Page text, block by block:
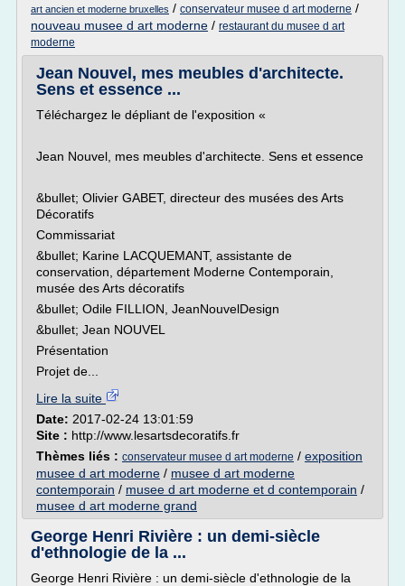
art ancien et moderne bruxelles / conservateur musee d art moderne /
nouveau musee d art moderne / restaurant du musee d art
moderne
Jean Nouvel, mes meubles d'architecte.
Sens et essence ...
Téléchargez le dépliant de l'exposition «
Jean Nouvel, mes meubles d'architecte. Sens et essence
&bullet; Olivier GABET, directeur des musées des Arts
Décoratifs
Commissariat
&bullet; Karine LACQUEMANT, assistante de
conservation, département Moderne Contemporain,
musée des Arts décoratifs
&bullet; Odile FILLION, JeanNouvelDesign
&bullet; Jean NOUVEL
Présentation
Projet de...
Lire la suite
Date: 2017-02-24 13:01:59
Site : http://www.lesartsdecoratifs.fr
Thèmes liés : conservateur musee d art moderne / exposition
musee d art moderne / musee d art moderne
contemporain / musee d art moderne et d contemporain /
musee d art moderne grand
George Henri Rivière : un demi-siècle
d'ethnologie de la ...
George Henri Rivière : un demi-siècle d'ethnologie de la